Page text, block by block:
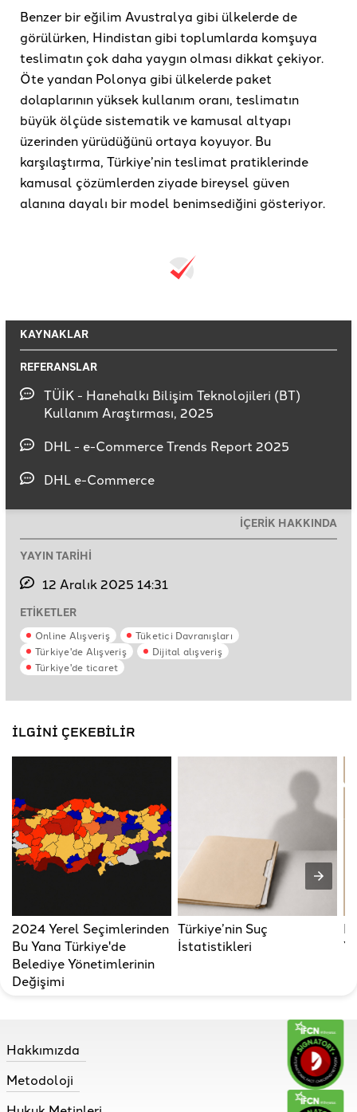
Benzer bir eğilim Avustralya gibi ülkelerde de
görülürken, Hindistan gibi toplumlarda komşuya
teslimatın çok daha yaygın olması dikkat çekiyor.
Öte yandan Polonya gibi ülkelerde paket
dolaplarının yüksek kullanım oranı, teslimatın
büyük ölçüde sistematik ve kamusal altyapı
üzerinden yürüdüğünü ortaya koyuyor. Bu
karşılaştırma, Türkiye’nin teslimat pratiklerinde
kamusal çözümlerden ziyade bireysel güven
alanına dayalı bir model benimsediğini gösteriyor.
KAYNAKLAR
REFERANSLAR
TÜİK - Hanehalkı Bilişim Teknolojileri (BT)
Kullanım Araştırması, 2025
DHL - e-Commerce Trends Report 2025
DHL e-Commerce
İÇERİK HAKKINDA
YAYIN TARİHİ
12 Aralık 2025 14:31
ETİKETLER
Online Alışveriş
Tüketici Davranışları
Türkiye'de Alışveriş
Dijital alışveriş
Türkiye'de ticaret
İLGİNİ ÇEKEBİLİR
2024 Yerel Seçimlerinden
Bu Yana Türkiye'de
Belediye Yönetimlerinin
Değişimi
Türkiye’nin Suç
İstatistikleri
Hakkımızda
Metodoloji